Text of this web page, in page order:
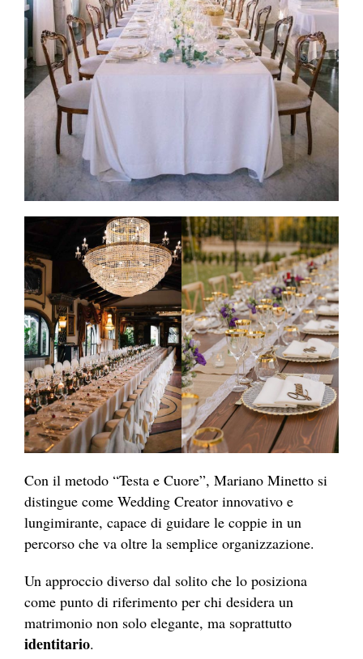
Con il metodo “Testa e Cuore”, Mariano Minetto si
distingue come Wedding Creator innovativo e
lungimirante, capace di guidare le coppie in un
percorso che va oltre la semplice organizzazione.
Un approccio diverso dal solito che lo posiziona
come punto di riferimento per chi desidera un
matrimonio non solo elegante, ma soprattutto
identitario.